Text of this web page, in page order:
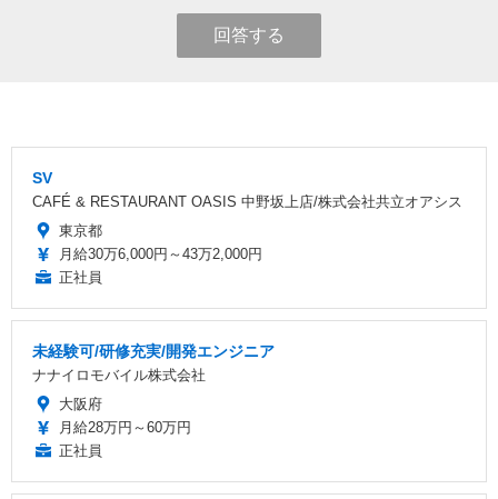
回答する
SV
CAFÉ & RESTAURANT OASIS 中野坂上店/株式会社共立オアシス
東京都
月給30万6,000円～43万2,000円
正社員
未経験可/研修充実/開発エンジニア
ナナイロモバイル株式会社
大阪府
月給28万円～60万円
正社員